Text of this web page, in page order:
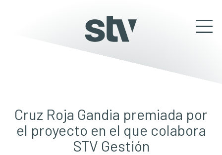
Cruz Roja Gandia premiada por
el proyecto en el que colabora
STV Gestión